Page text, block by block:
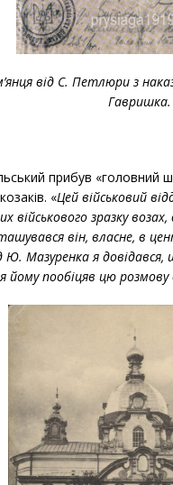
’янця від С. Петлюри з
Гавришка.
прибув «головний
«Цей військовий
військового зразку
він, власне, в
Ю. Мазуренка я довідався,
пообіцяв цю